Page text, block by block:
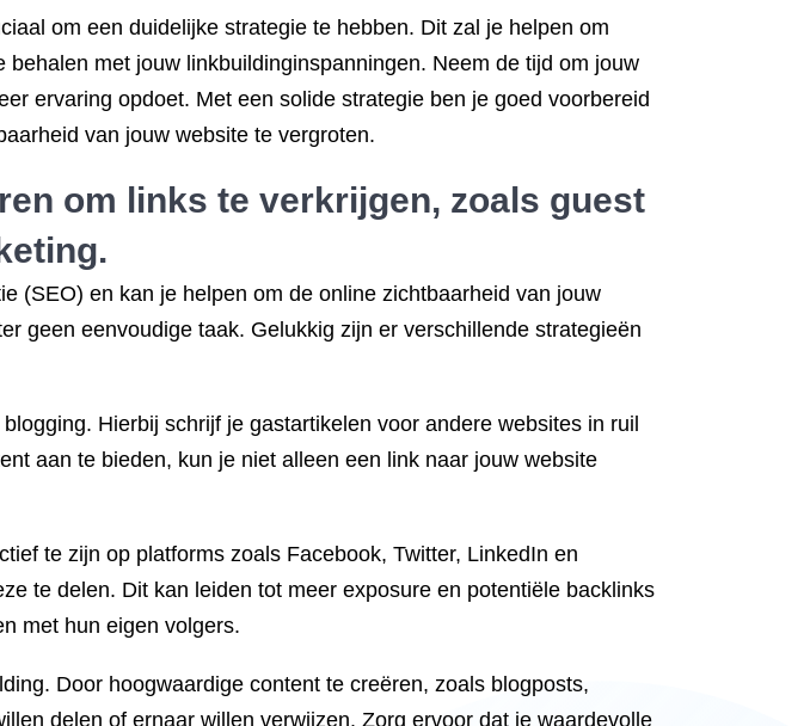
om een duidelijke strategie te hebben. Dit zal je helpen om
met jouw linkbuildinginspanningen. Neem de tijd om jouw
ervaring opdoet. Met een solide strategie ben je goed voorbereid
van jouw website te vergroten.
om links te verkrijgen, zoals guest
(SEO) en kan je helpen om de online zichtbaarheid van jouw
geen eenvoudige taak. Gelukkig zijn er verschillende strategieën
Hierbij schrijf je gastartikelen voor andere websites in ruil
aan te bieden, kun je niet alleen een link naar jouw website
te zijn op platforms zoals Facebook, Twitter, LinkedIn en
te delen. Dit kan leiden tot meer exposure en potentiële backlinks
met hun eigen volgers.
Door hoogwaardige content te creëren, zoals blogposts,
delen of ernaar willen verwijzen. Zorg ervoor dat je waardevolle